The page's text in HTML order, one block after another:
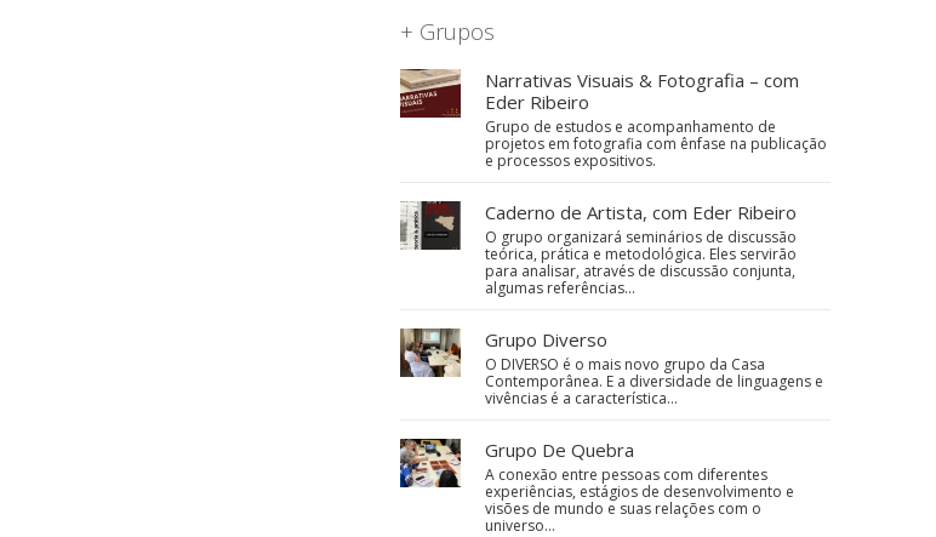
+ Grupos
Narrativas Visuais & Fotografia – com
Eder Ribeiro
Grupo de estudos e acompanhamento de
projetos em fotografia com ênfase na publicação
e processos expositivos.
Caderno de Artista, com Eder Ribeiro
O grupo organizará seminários de discussão
teórica, prática e metodológica. Eles servirão
para analisar, através de discussão conjunta,
algumas referências…
Grupo Diverso
O DIVERSO é o mais novo grupo da Casa
Contemporânea. E a diversidade de linguagens e
vivências é a característica…
Grupo De Quebra
A conexão entre pessoas com diferentes
experiências, estágios de desenvolvimento e
visões de mundo e suas relações com o
universo…